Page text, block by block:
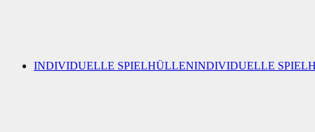
INDIVIDUELLE SPIELHÜLLENINDIVIDUELLE